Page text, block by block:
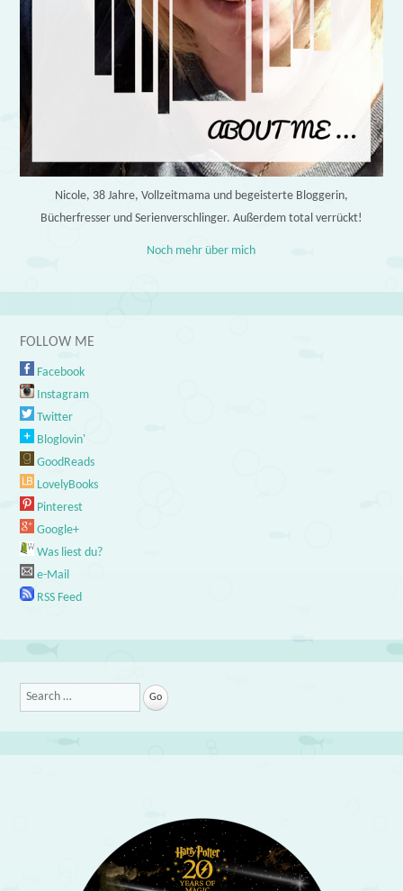
Nicole, 38 Jahre, Vollzeitmama und begeisterte Bloggerin,
Bücherfresser und Serienverschlinger. Außerdem total verrückt!
Noch mehr über mich
FOLLOW ME
Facebook
Instagram
Twitter
Bloglovin'
GoodReads
LovelyBooks
Pinterest
Google+
Was liest du?
e-Mail
RSS Feed
Search